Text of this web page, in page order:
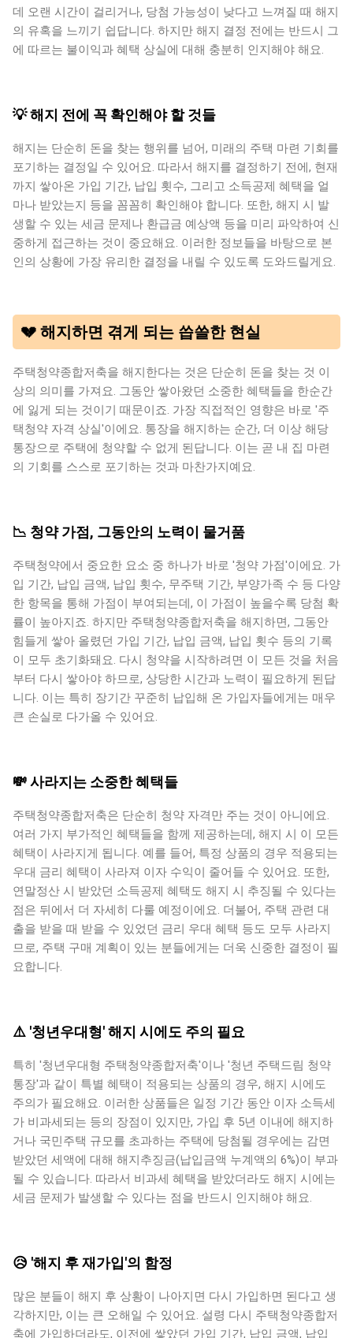
데 오랜 시간이 걸리거나, 당첨 가능성이 낮다고 느껴질 때 해지
의 유혹을 느끼기 쉽답니다. 하지만 해지 결정 전에는 반드시 그
에 따르는 불이익과 혜택 상실에 대해 충분히 인지해야 해요.
💡 해지 전에 꼭 확인해야 할 것들
해지는 단순히 돈을 찾는 행위를 넘어, 미래의 주택 마련 기회를
포기하는 결정일 수 있어요. 따라서 해지를 결정하기 전에, 현재
까지 쌓아온 가입 기간, 납입 횟수, 그리고 소득공제 혜택을 얼
마나 받았는지 등을 꼼꼼히 확인해야 합니다. 또한, 해지 시 발
생할 수 있는 세금 문제나 환급금 예상액 등을 미리 파악하여 신
중하게 접근하는 것이 중요해요. 이러한 정보들을 바탕으로 본
인의 상황에 가장 유리한 결정을 내릴 수 있도록 도와드릴게요.
💔 해지하면 겪게 되는 씁쓸한 현실
주택청약종합저축을 해지한다는 것은 단순히 돈을 찾는 것 이
상의 의미를 가져요. 그동안 쌓아왔던 소중한 혜택들을 한순간
에 잃게 되는 것이기 때문이죠. 가장 직접적인 영향은 바로 '주
택청약 자격 상실'이에요. 통장을 해지하는 순간, 더 이상 해당
통장으로 주택에 청약할 수 없게 된답니다. 이는 곧 내 집 마련
의 기회를 스스로 포기하는 것과 마찬가지예요.
📉 청약 가점, 그동안의 노력이 물거품
주택청약에서 중요한 요소 중 하나가 바로 '청약 가점'이에요. 가
입 기간, 납입 금액, 납입 횟수, 무주택 기간, 부양가족 수 등 다양
한 항목을 통해 가점이 부여되는데, 이 가점이 높을수록 당첨 확
률이 높아지죠. 하지만 주택청약종합저축을 해지하면, 그동안
힘들게 쌓아 올렸던 가입 기간, 납입 금액, 납입 횟수 등의 기록
이 모두 초기화돼요. 다시 청약을 시작하려면 이 모든 것을 처음
부터 다시 쌓아야 하므로, 상당한 시간과 노력이 필요하게 된답
니다. 이는 특히 장기간 꾸준히 납입해 온 가입자들에게는 매우
큰 손실로 다가올 수 있어요.
💸 사라지는 소중한 혜택들
주택청약종합저축은 단순히 청약 자격만 주는 것이 아니에요.
여러 가지 부가적인 혜택들을 함께 제공하는데, 해지 시 이 모든
혜택이 사라지게 됩니다. 예를 들어, 특정 상품의 경우 적용되는
우대 금리 혜택이 사라져 이자 수익이 줄어들 수 있어요. 또한,
연말정산 시 받았던 소득공제 혜택도 해지 시 추징될 수 있다는
점은 뒤에서 더 자세히 다룰 예정이에요. 더불어, 주택 관련 대
출을 받을 때 받을 수 있었던 금리 우대 혜택 등도 모두 사라지
므로, 주택 구매 계획이 있는 분들에게는 더욱 신중한 결정이 필
요합니다.
⚠️ '청년우대형' 해지 시에도 주의 필요
특히 '청년우대형 주택청약종합저축'이나 '청년 주택드림 청약
통장'과 같이 특별 혜택이 적용되는 상품의 경우, 해지 시에도
주의가 필요해요. 이러한 상품들은 일정 기간 동안 이자 소득세
가 비과세되는 등의 장점이 있지만, 가입 후 5년 이내에 해지하
거나 국민주택 규모를 초과하는 주택에 당첨될 경우에는 감면
받았던 세액에 대해 해지추징금(납입금액 누계액의 6%)이 부과
될 수 있습니다. 따라서 비과세 혜택을 받았더라도 해지 시에는
세금 문제가 발생할 수 있다는 점을 반드시 인지해야 해요.
😥 '해지 후 재가입'의 함정
많은 분들이 해지 후 상황이 나아지면 다시 가입하면 된다고 생
각하지만, 이는 큰 오해일 수 있어요. 설령 다시 주택청약종합저
축에 가입하더라도, 이전에 쌓았던 가입 기간, 납입 금액, 납입